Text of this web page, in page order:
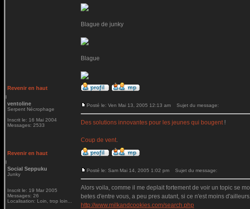
Blague de junky
Blague
Revenir en haut
ventoline
Serpent Nécrophage
Inscrit le: 16 Mai 2004
Messages: 2533
Posté le: Ven Mai 13, 2005 12:13 am Sujet du message:
Des solutions innovantes pour les jeunes qui bougent!
Coup de vent.
Revenir en haut
Social Seppuku
Junky
Inscrit le: 19 Mar 2005
Messages: 26
Localisation: Loin, trop loin...
Posté le: Sam Mai 14, 2005 1:02 pm Sujet du message:
Alors voila, comme il me deplait fortement de voir un topic se
betes d'entre vous, a peu pres autant, si ce n'est moins
http://www.milkandcookies.com/search.php